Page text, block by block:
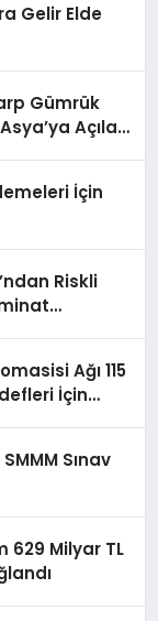
Gelir Elde
Gümrük
Açılan
İçin
Riskli
Ağı 115
İçin
Sınav
629 Milyar TL